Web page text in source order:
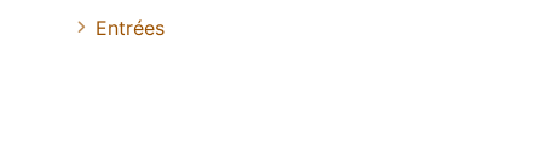
Entrées